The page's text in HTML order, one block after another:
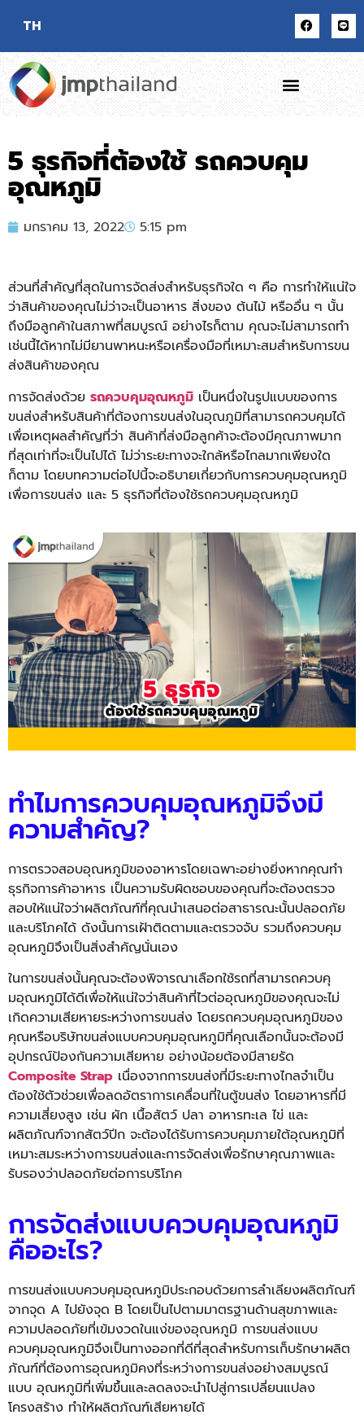
TH
5 ธุรกิจที่ต้องใช้ รถควบคุม
อุณหภูมิ
มกราคม 13, 2022 5:15 pm
ส่วนที่สำคัญที่สุดในการจัดส่งสำหรับธุรกิจใด ๆ คือ การทำให้แน่ใจ
ว่าสินค้าของคุณไม่ว่าจะเป็นอาหาร สิ่งของ ต้นไม้ หรืออื่น ๆ นั้น
ถึงมือลูกค้าในสภาพที่สมบูรณ์ อย่างไรก็ตาม คุณจะไม่สามารถทำ
เช่นนี้ได้หากไม่มียานพาหนะหรือเครื่องมือที่เหมาะสมสำหรับการขน
ส่งสินค้าของคุณ
การจัดส่งด้วย รถควบคุมอุณหภูมิ เป็นหนึ่งในรูปแบบของการ
ขนส่งสำหรับสินค้าที่ต้องการขนส่งในอุณภูมิที่สามารถควบคุมได้
เพื่อเหตุผลสำคัญที่ว่า สินค้าที่ส่งมือลูกค้าจะต้องมีคุณภาพมาก
ที่สุดเท่าที่จะเป็นไปได้ ไม่ว่าระยะทางจะใกล้หรือไกลมากเพียงใด
ก็ตาม โดยบทความต่อไปนี้จะอธิบายเกี่ยวกับการควบคุมอุณหภูมิ
เพื่อการขนส่ง และ 5 ธุรกิจที่ต้องใช้รถควบคุมอุณหภูมิ
ทำไมการควบคุมอุณหภูมิจึงมี
ความสำคัญ?
การตรวจสอบอุณหภูมิของอาหารโดยเฉพาะอย่างยิ่งหากคุณทำ
ธุรกิจการค้าอาหาร เป็นความรับผิดชอบของคุณที่จะต้องตรวจ
สอบให้แน่ใจว่าผลิตภัณฑ์ที่คุณนำเสนอต่อสาธารณะนั้นปลอดภัย
และบริโภคได้ ดังนั้นการเฝ้าติดตามและตรวจจับ รวมถึงควบคุม
อุณหภูมิจึงเป็นสิ่งสำคัญนั่นเอง
ในการขนส่งนั้นคุณจะต้องพิจารณาเลือกใช้รถที่สามารถควบคุ
มอุณหภูมิได้ดีเพื่อให้แน่ใจว่าสินค้าที่ไวต่ออุณหภูมิของคุณจะไม่
เกิดความเสียหายระหว่างการขนส่ง โดยรถควบคุมอุณหภูมิของ
คุณหรือบริษัทขนส่งแบบควบคุมอุณหภูมิที่คุณเลือกนั้นจะต้องมี
อุปกรณ์ป้องกันความเสียหาย อย่างน้อยต้องมีสายรัด
Composite Strap เนื่องจากการขนส่งที่มีระยะทางไกลจำเป็น
ต้องใช้ตัวช่วยเพื่อลดอัตราการเคลื่อนที่ในตู้ขนส่ง โดยอาหารที่มี
ความเสี่ยงสูง เช่น ผัก เนื้อสัตว์ ปลา อาหารทะเล ไข่ และ
ผลิตภัณฑ์จากสัตว์ปีก จะต้องได้รับการควบคุมภายใต้อุณหภูมิที่
เหมาะสมระหว่างการขนส่งและการจัดส่งเพื่อรักษาคุณภาพและ
รับรองว่าปลอดภัยต่อการบริโภค
การจัดส่งแบบควบคุมอุณหภูมิ
คืออะไร?
การขนส่งแบบควบคุมอุณหภูมิประกอบด้วยการลำเลียงผลิตภัณฑ์
จากจุด A ไปยังจุด B โดยเป็นไปตามมาตรฐานด้านสุขภาพและ
ความปลอดภัยที่เข้มงวดในแง่ของอุณหภูมิ การขนส่งแบบ
ควบคุมอุณหภูมิจึงเป็นทางออกที่ดีที่สุดสำหรับการเก็บรักษาผลิต
ภัณฑ์ที่ต้องการอุณหภูมิคงที่ระหว่างการขนส่งอย่างสมบูรณ์
แบบ อุณหภูมิที่เพิ่มขึ้นและลดลงจะนำไปสู่การเปลี่ยนแปลง
โครงสร้าง ทำให้ผลิตภัณฑ์เสียหายได้